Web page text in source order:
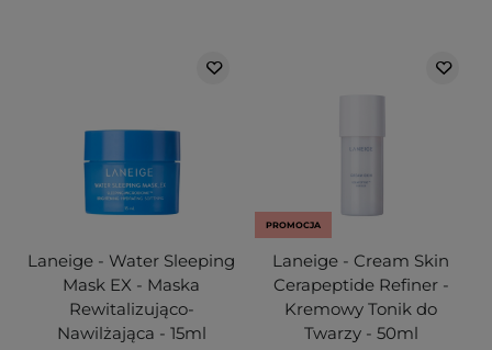
Laneige - Water Sleeping
Mask EX - Maska
Rewitalizująco-
Nawilżająca - 15ml
PROMOCJA
Laneige - Cream Skin
Cerapeptide Refiner -
Kremowy Tonik do
Twarzy - 50ml